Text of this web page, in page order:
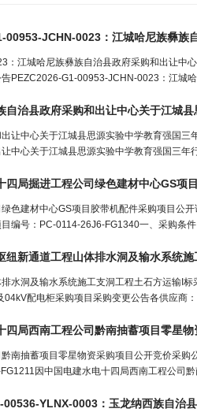
：江城哈尼族彝族自治县政府采购和出让中
PEZC2026-G1-00953-JCHN-0023：江城
让中心关于江城县思源实验中学教育强国
中心关于江城县思源实验中学教育强国三年
四局掘进工程公司绿色建材中心GS项
色建材中心GS项目胶带机配件采购项目公
编号：PC-0114-26J6-FG1340一、采购条
纽新通道工程山体排水洞及输水系统
水洞及输水系统施工支洞工程土石方运输I
配电柜采购项目采购变更公告各供应商
四局西南工程公司黔南抽蓄项目零星
南抽蓄项目零星物资采购项目公开竞价采
因中国电建水电十四局西南工程公司